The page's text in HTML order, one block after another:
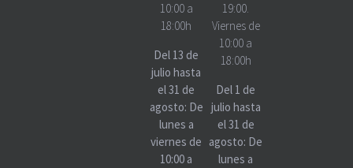
10:00 a
18:00h
Del 13 de
julio hasta
el 31 de
agosto: De
lunes a
viernes de
10:00 a
19:00.
Viernes de
10:00 a
18:00h
Del 1 de
julio hasta
el 31 de
agosto: De
lunes a